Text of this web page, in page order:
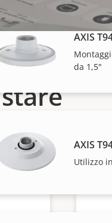
AXIS
da 1,5"
AXIS
Utilizzo
da esperti